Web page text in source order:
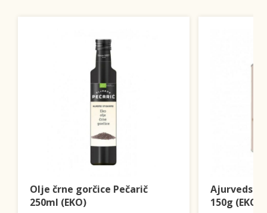
Olje črne gorčice Pečarič
250ml (EKO)
150g (EKO)